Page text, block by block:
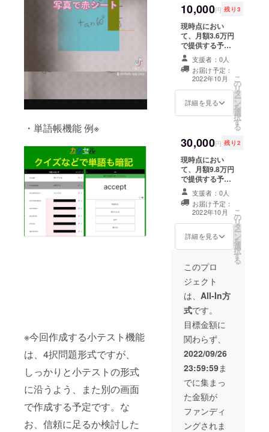
・単語帳機能 例※
※今回作成する小テスト機能
は、4択問題形式ですが、
しっかりと小テストの形式
に沿うよう、また別の画面
で作成する予定です。な
お、信頼に足るか検討した
での広告を非表
10,000円 残り3
現時点におい
て、月額3.6万円
で提供する予定
のbasic プラン
を、1ヶ月無料で
提供します。
【basic plan】
(現時点想定 ・テ
スト機能利用可
面での広告を非
表示 ・生徒の自
学習の機能制限
を解除
支援者：0人
お届け予定：
2022年10月
詳細を見る
こ
の
リ
タ
ー
ン
を
選
択
す
る
30,000円 残り2
現時点におい
て、月額9.8万円
で提供する予定
のpremiumプラ
ンを、1ヶ月無料
で提供します。
【premium
plan】(現時点想
定 ・テスト機能
利用可能 ・生徒
録可能 ・生徒の
学習画面での広
告を非表示 ・生
徒の自学習の機
能制限を解除
支援者：0人
お届け予定：
2022年10月
詳細を見る
こ
の
リ
タ
ー
ン
を
選
択
す
る
このプロ
ジェクト
は、 All-In方
式です。
目標金額に
関わらず、
2022/09/26
23:59:59ま
でに集まっ
た金額が
ファンディ
ングされま